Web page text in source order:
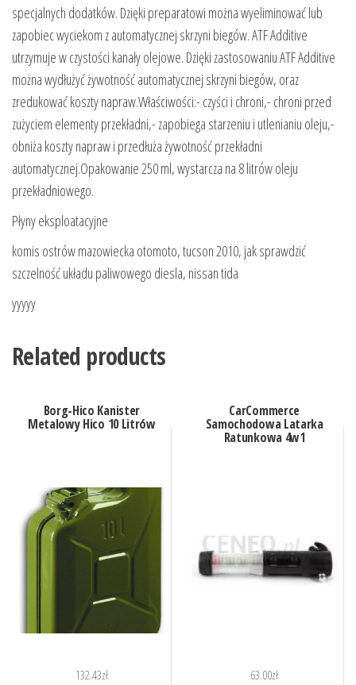
specjalnych dodatków. Dzięki preparatowi można wyeliminować lub
zapobiec wyciekom z automatycznej skrzyni biegów. ATF Additive
utrzymuje w czystości kanały olejowe. Dzięki zastosowaniu ATF Additive
można wydłużyć żywotność automatycznej skrzyni biegów, oraz
zredukować koszty napraw.Właściwości:- czyści i chroni,- chroni przed
zużyciem elementy przekładni,- zapobiega starzeniu i utlenianiu oleju,-
obniża koszty napraw i przedłuża żywotność przekładni
automatycznej.Opakowanie 250 ml, wystarcza na 8 litrów oleju
przekładniowego.
Płyny eksploatacyjne
komis ostrów mazowiecka otomoto, tucson 2010, jak sprawdzić
szczelność układu paliwowego diesla, nissan tida
yyyyy
Related products
Borg-Hico Kanister
Metalowy Hico 10 Litrów
132.43zł
CarCommerce
Samochodowa Latarka
Ratunkowa 4w1
63.00zł